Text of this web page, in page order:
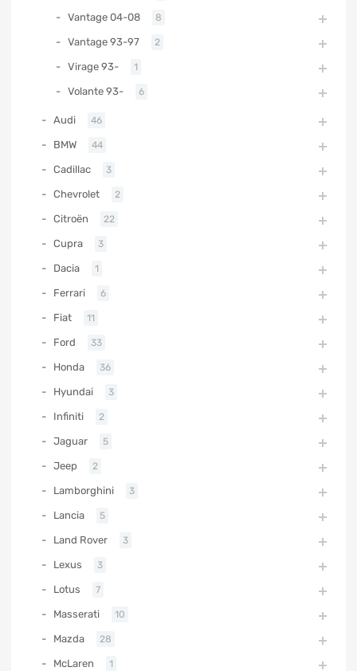
Vantage 04-08 8
Vantage 93-97 2
Virage 93- 1
Volante 93- 6
Audi 46
BMW 44
Cadillac 3
Chevrolet 2
Citroën 22
Cupra 3
Dacia 1
Ferrari 6
Fiat 11
Ford 33
Honda 36
Hyundai 3
Infiniti 2
Jaguar 5
Jeep 2
Lamborghini 3
Lancia 5
Land Rover 3
Lexus 3
Lotus 7
Masserati 10
Mazda 28
McLaren 1